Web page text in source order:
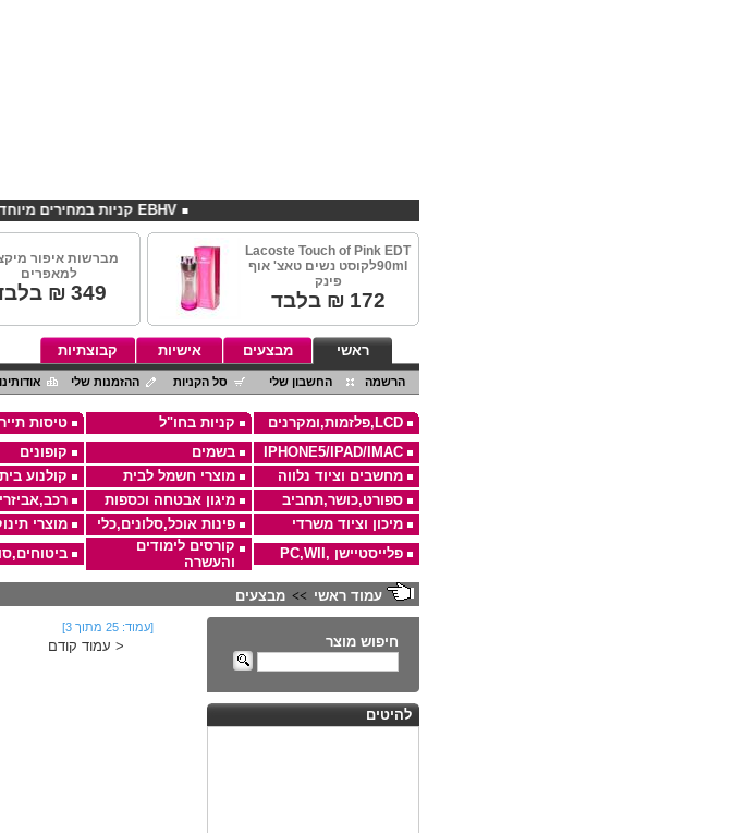
EBHV קניות במחירים מיוחדים באתר
Lacoste Touch of Pink EDT
90mlלקוסט נשים טאצ' אוף
פינק
172 ₪ בלבד
מברשות איפור
למאפרים
349
₪
ראשי מבצעים אישיות קבוצתיות
הרשמה החשבון שלי סל הקניות ההזמנות שלי אודותינו
LCD,פלזמות,ומקרנים קניות בחו"ל טיסות
IPHONE5/IPAD/IMAC
בשמים קופונים
מחשבים וציוד נלווה
מוצרי חשמל לבית קולנוע
ספורט,כושר,תחביב
מיגון אבטחה וכספות
מיכון וציוד משרדי
פינות אוכל,סלונים,כלי מוצרי
פלייסטיישן ,PC,WII
קורסים לימודים
והעשרה
עמוד ראשי >> מבצעים
חיפוש מוצר
להיטים
[עמוד: 25 מתוך 3]
< עמוד קודם